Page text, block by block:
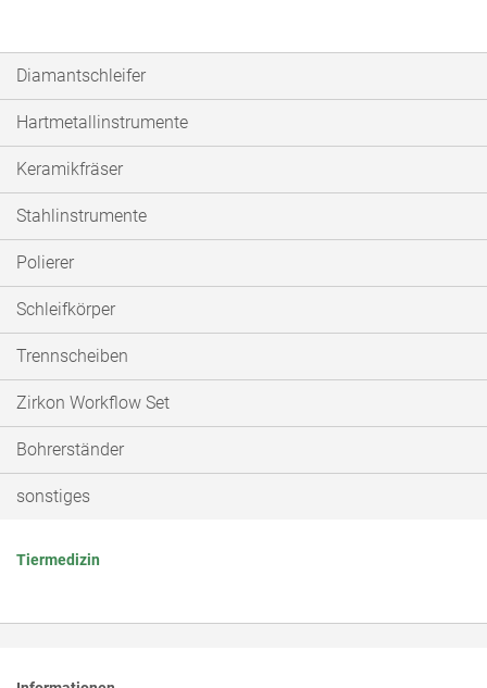
Diamantschleifer
Hartmetallinstrumente
Keramikfräser
Stahlinstrumente
Polierer
Schleifkörper
Trennscheiben
Zirkon Workflow Set
Bohrerständer
sonstiges
Tiermedizin